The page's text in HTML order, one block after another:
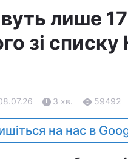
лише 17
зі
3 хв. 59492
на нас в